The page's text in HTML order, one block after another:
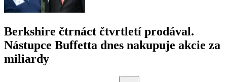
Berkshire čtrnáct čtvrtletí prodával.
Nástupce Buffetta dnes nakupuje akcie za
miliardy